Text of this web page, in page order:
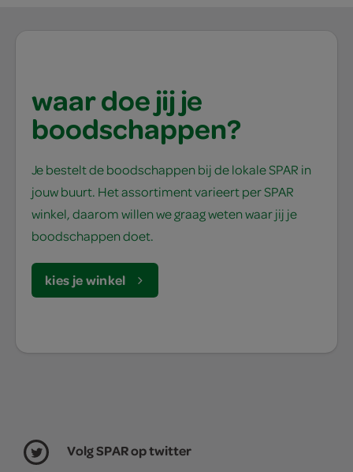
waar doe jij je
boodschappen?
Je bestelt de boodschappen bij de lokale SPAR in
jouw buurt. Het assortiment varieert per SPAR
winkel, daarom willen we graag weten waar jij je
boodschappen doet.
kies je winkel
Volg SPAR op twitter